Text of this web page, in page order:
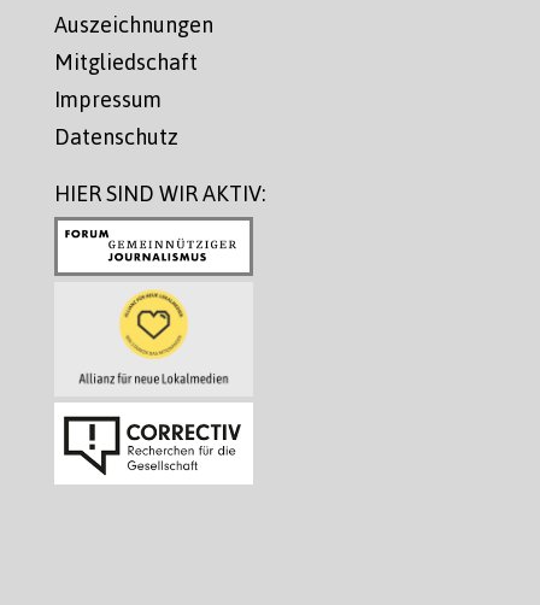
Auszeichnungen
Mitgliedschaft
Impressum
Datenschutz
HIER SIND WIR AKTIV: